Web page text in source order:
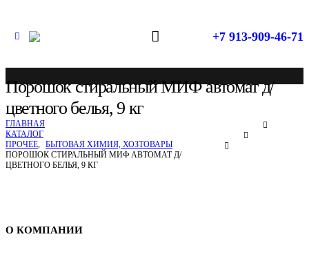
+7 913-909-46-71
Порошок стиральный МИФ автомат д/
цветного белья, 9 кг
ГЛАВНАЯ
КАТАЛОГ
ПРОЧЕЕ, БЫТОВАЯ ХИМИЯ, ХОЗТОВАРЫ
ПОРОШОК СТИРАЛЬНЫЙ МИФ АВТОМАТ Д/
ЦВЕТНОГО БЕЛЬЯ, 9 КГ
Спецодежда в Новосибирске
О КОМПАНИИ